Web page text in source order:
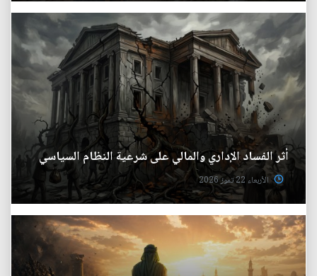
أثر الفساد الإداري والمالي على شرعية النظام السياسي
الأربعاء 22 تموز 2026